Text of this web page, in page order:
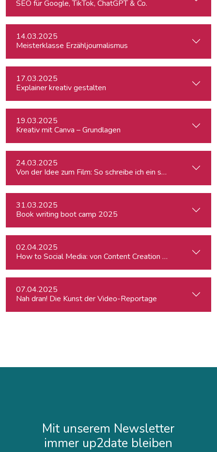
SEO für Google, TikTok, ChatGPT & Co.
14.03.2025
Meisterklasse Erzähljournalismus
17.03.2025
Explainer kreativ gestalten
19.03.2025
Kreativ mit Canva – Grundlagen
24.03.2025
Von der Idee zum Film: So schreibe ich ein schlüssiges
31.03.2025
Book writing boot camp 2025
02.04.2025
How to Social Media: von Content Creation bis zum
07.04.2025
Nah dran! Die Kunst der Video-Reportage
Mit unserem Newsletter
immer up2date bleiben